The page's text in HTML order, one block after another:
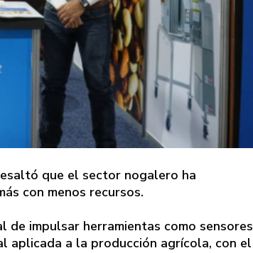
que el sector nogalero ha
con menos recursos.
impulsar herramientas como sensores
aplicada a la producción agrícola, con el